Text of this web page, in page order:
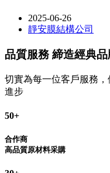
2025-06-26
靜安膜結構公司
品質服務 締造經典品
切實為每一位客戶服務，
進步
50+
合作商
高品質原材料采購